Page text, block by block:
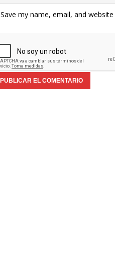
Save my name, email, and